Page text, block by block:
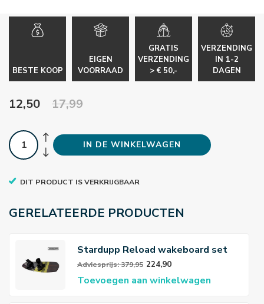
BESTE KOOP
EIGEN
VOORRAAD
GRATIS
VERZENDING
> € 50,-
VERZENDING
IN 1-2
DAGEN
12,50 17,99
IN DE WINKELWAGEN
DIT PRODUCT IS VERKRIJGBAAR
GERELATEERDE PRODUCTEN
Stardupp Reload wakeboard set
Youth yellow 139cm
Adviesprijs: 379,95 224,90
Toevoegen aan winkelwagen